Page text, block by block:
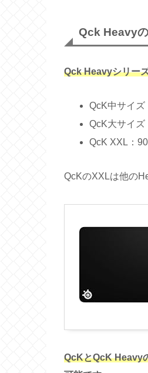
Qck Heavy
Qck Heavyシリー
QcK中サイズ
QcK大サイズ
QcK XXL：
QcKのXXLは他の
QcKとQcK Heavy